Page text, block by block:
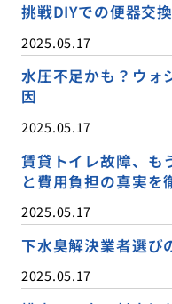
挑戦DIYでの便器交
2025.05.17
水圧不足かも？ウォ
因
2025.05.17
賃貸トイレ故障、も
と費用負担の真実を
2025.05.17
下水臭解決業者選び
2025.05.17